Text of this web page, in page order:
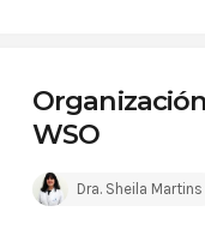
WSO
Dra. Sheila Martins